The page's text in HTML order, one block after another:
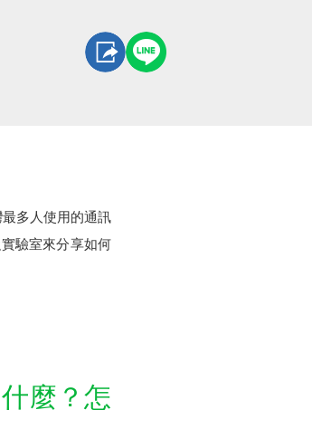
多人使用的通訊
驗室來分享如何
麼？怎